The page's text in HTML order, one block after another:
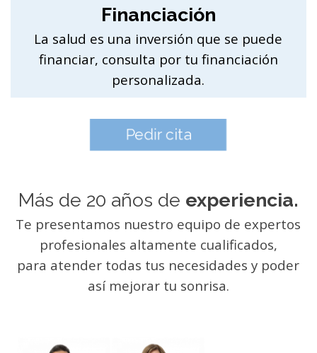
Financiación
La salud es una inversión que se puede
financiar, consulta por tu financiación
personalizada.
Pedir cita
Más de 20 años de experiencia.
Te presentamos nuestro equipo de expertos
profesionales altamente cualificados,
para atender todas tus necesidades y poder
así mejorar tu sonrisa.